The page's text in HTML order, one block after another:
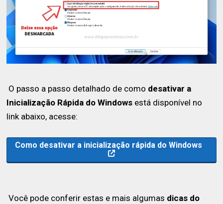
O passo a passo detalhado de como desativar a
Inicialização Rápida do Windows está disponível no
link abaixo, acesse:
Como desativar a inicialização rápida do Windows
Você pode conferir estas e mais algumas dicas do